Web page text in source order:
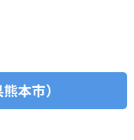
本市）